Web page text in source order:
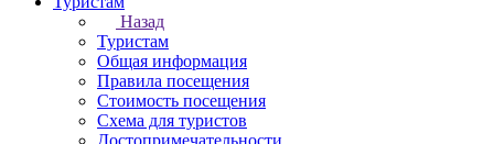
Назад
Туристам
Общая информация
Правила посещения
Стоимость посещения
Схема для туристов
Достопримечательности